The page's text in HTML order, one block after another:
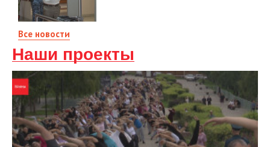
Все новости
Наши проекты